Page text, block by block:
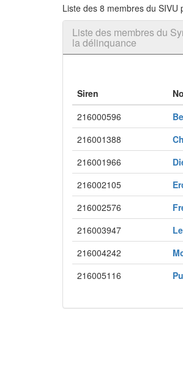
Liste des 8 membres du
Liste des membres du
la délinquance
Siren
216000596
216001388
216001966
216002105
216002576
216003947
216004242
216005116